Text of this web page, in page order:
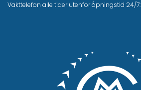
Vakttelefon alle tider utenfor åpningstid 24/7: